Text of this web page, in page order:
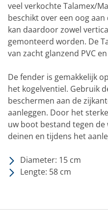
veel verkochte Talamex/
beschikt over een oog
kan daardoor zowel
gemonteerd worden. De
van zacht glanzend PVC
De fender is gemakkelijk
het kogelventiel. Gebruik
beschermen aan de
aanleggen. Door het
uw boot bestand tegen
deinen en tijdens het
Diameter: 15 cm
Lengte: 58 cm